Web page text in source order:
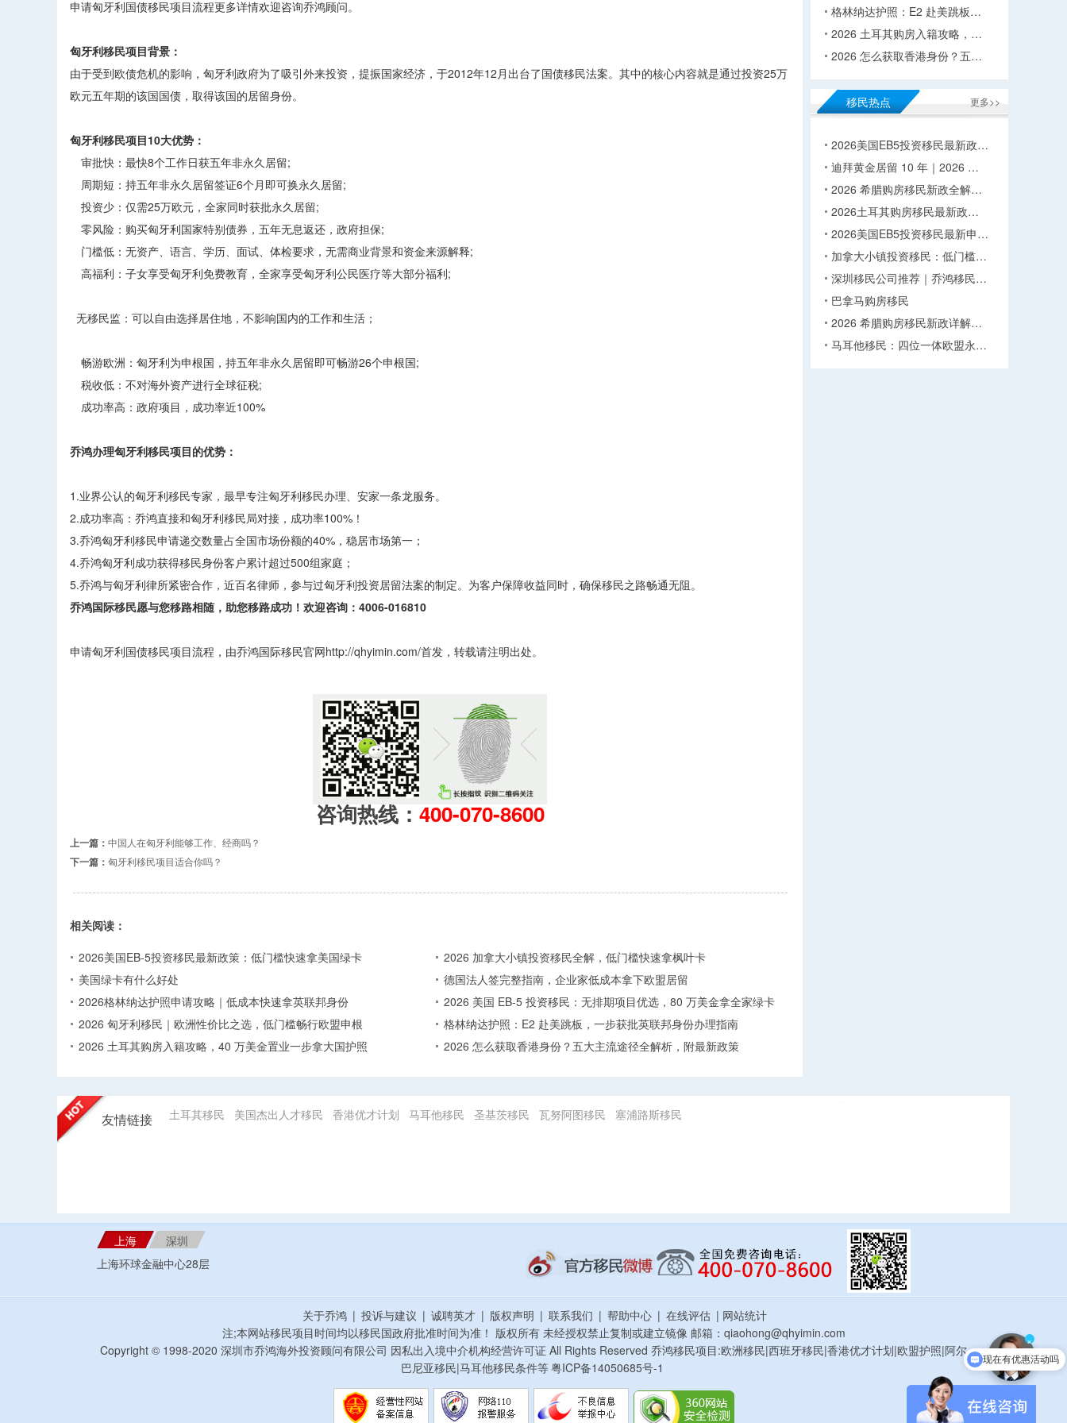
申请匈牙利国债移民项目流程更多详情欢迎咨询乔鸿顾问。
匈牙利移民项目背景：
由于受到欧债危机的影响，匈牙利政府为了吸引外来投资，提振国家经济，于2012年12月出台了国债移民法案。其中的核心内容就是通过投资25万
欧元五年期的该国国债，取得该国的居留身份。
匈牙利移民项目10大优势：
审批快：最快8个工作日获五年非永久居留;
周期短：持五年非永久居留签证6个月即可换永久居留;
投资少：仅需25万欧元，全家同时获批永久居留;
零风险：购买匈牙利国家特别债券，五年无息返还，政府担保;
门槛低：无资产、语言、学历、面试、体检要求，无需商业背景和资金来源解释;
高福利：子女享受匈牙利免费教育，全家享受匈牙利公民医疗等大部分福利;
无移民监：可以自由选择居住地，不影响国内的工作和生活；
畅游欧洲：匈牙利为申根国，持五年非永久居留即可畅游26个申根国;
税收低：不对海外资产进行全球征税;
成功率高：政府项目，成功率近100%
乔鸿办理匈牙利移民项目的优势：
1.业界公认的匈牙利移民专家，最早专注匈牙利移民办理、安家一条龙服务。
2.成功率高：乔鸿直接和匈牙利移民局对接，成功率100%！
3.乔鸿匈牙利移民申请递交数量占全国市场份额的40%，稳居市场第一；
4.乔鸿匈牙利成功获得移民身份客户累计超过500组家庭；
5.乔鸿与匈牙利律所紧密合作，近百名律师，参与过匈牙利投资居留法案的制定。为客户保障收益同时，确保移民之路畅通无阻。
乔鸿国际移民愿与您移路相随，助您移路成功！欢迎咨询：4006-016810
申请匈牙利国债移民项目流程，由乔鸿国际移民官网http://qhyimin.com/首发，转载请注明出处。
咨询热线： 400-070-8600
上一篇： 中国人在匈牙利能够工作、经商吗？
下一篇： 匈牙利移民项目适合你吗？
相关阅读：
2026美国EB-5投资移民最新政策：低门槛快速拿美国绿卡
2026 加拿大小镇投资移民全解，低门槛快速拿枫叶卡
美国绿卡有什么好处
德国法人签完整指南，企业家低成本拿下欧盟居留
2026格林纳达护照申请攻略｜低成本快速拿英联邦身份
2026 美国 EB-5 投资移民：无排期项目优选，80 万美金拿全家绿卡
2026 匈牙利移民｜欧洲性价比之选，低门槛畅行欧盟申根
格林纳达护照：E2 赴美跳板，一步获批英联邦身份办理指南
2026 土耳其购房入籍攻略，40 万美金置业一步拿大国护照
2026 怎么获取香港身份？五大主流途径全解析，附最新政策
格林纳达护照：E2 赴美跳板…
2026 土耳其购房入籍攻略，…
2026 怎么获取香港身份？五…
更多>>
移民热点
2026美国EB5投资移民最新政…
迪拜黄金居留 10 年｜2026 …
2026 希腊购房移民新政全解…
2026土耳其购房移民最新政…
2026美国EB5投资移民最新申…
加拿大小镇投资移民：低门槛…
深圳移民公司推荐｜乔鸿移民…
巴拿马购房移民
2026 希腊购房移民新政详解…
马耳他移民：四位一体欧盟永…
友情链接 土耳其移民 美国杰出人才移民 香港优才计划 马耳他移民 圣基茨移民 瓦努阿图移民 塞浦路斯移民
上海
深圳
上海环球金融中心28层
关于乔鸿 | 投诉与建议 | 诚聘英才 | 版权声明 | 联系我们 | 帮助中心 | 在线评估 | 网站统计
注;本网站移民项目时间均以移民国政府批准时间为准！ 版权所有 未经授权禁止复制或建立镜像 邮箱：qiaohong@qhyimin.com
Copyright © 1998-2020 深圳市乔鸿海外投资顾问有限公司 因私出入境中介机构经营许可证 All Rights Reserved 乔鸿移民项目:欧洲移民|西班牙移民|香港优才计划|欧盟护照|阿尔
巴尼亚移民|马耳他移民条件等粤ICP备14050685号-1
×
可以介绍下你们的产品么